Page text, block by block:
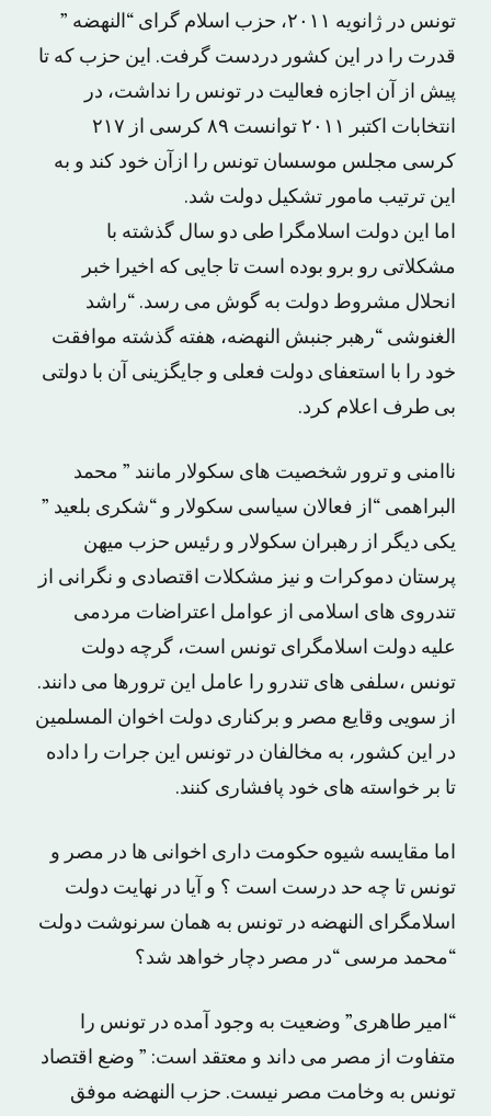
تونس در ژانویه ٢٠١١، حزب اسلام گراى “النهضه ”
قدرت را در این کشور دردست گرفت. این حزب که تا
پیش از آن اجازه فعالیت در تونس را نداشت، در
انتخابات اکتبر ٢٠١١ توانست ٨٩ کرسى از ٢١٧
کرسى مجلس موسسان تونس را ازآن خود کند و به
این ترتیب مامور تشکیل دولت شد.
اما این دولت اسلامگرا طى دو سال گذشته با
مشکلاتى رو برو بوده است تا جایى که اخیرا خبر
انحلال مشروط دولت به گوش مى رسد. “راشد
الغنوشى “رهبر جنبش النهضه، هفته گذشته موافقت
خود را با استعفاى دولت فعلى و جایگزینى آن با دولتى
بى طرف اعلام کرد.
ناامنى و ترور شخصیت هاى سکولار مانند ” محمد
البراهمى “از فعالان سیاسى سکولار و “شکری بلعید ”
یکى دیگر از رهبران سکولار و رئیس حزب میهن
پرستان دموکرات و نیز مشکلات اقتصادى و نگرانى از
تندروى هاى اسلامى از عوامل اعتراضات مردمى
علیه دولت اسلامگراى تونس است، گرچه دولت
تونس ،سلفى هاى تندرو را عامل این ترورها مى دانند.
از سویى وقایع مصر و برکنارى دولت اخوان المسلمین
در این کشور، به مخالفان در تونس این جرات را داده
تا بر خواسته هاى خود پافشارى کنند.
اما مقایسه شیوه حکومت دارى اخوانى ها در مصر و
تونس تا چه حد درست است ؟ و آیا در نهایت دولت
اسلامگراى النهضه در تونس به همان سرنوشت دولت
“محمد مرسى “در مصر دچار خواهد شد؟
“امیر طاهرى” وضعیت به وجود آمده در تونس را
متفاوت از مصر مى داند و معتقد است: ” وضع اقتصاد
تونس به وخامت مصر نیست. حزب النهضه موفق